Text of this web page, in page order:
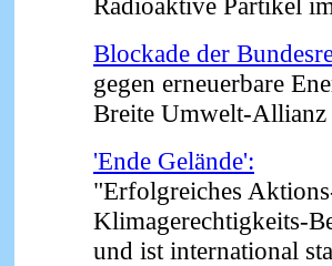
Blockade der
gegen erneuerbare
Breite Umwelt-Allianz
'Ende Gelände':
"Erfolgreiches Aktions-
Klimagerechtigkeits-
und ist international